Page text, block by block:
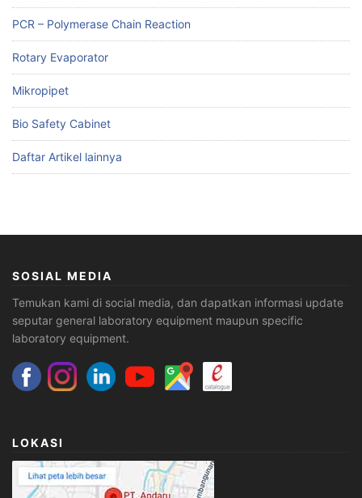
PCR – Polymerase Chain Reaction
Rotary Evaporator
Mikropipet
Bio Safety Cabinet
Daftar Artikel lainnya
SOSIAL MEDIA
Temukan kami di social media, dan dapatkan informasi update
seputar general laboratory equipment maupun specific
laboratory equipment.
LOKASI